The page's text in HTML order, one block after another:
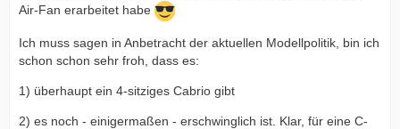
Air-Fan erarbeitet habe
Ich muss sagen in Anbetracht der aktuellen Modellpolitik, bin ich
schon schon sehr froh, dass es:
1) überhaupt ein 4-sitziges Cabrio gibt
2) es noch - einigermaßen - erschwinglich ist. Klar, für eine C-